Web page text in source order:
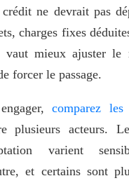
ne devrait pas
charges fixes
mieux ajuster le
forcer le passage.
comparez
plusieurs acteurs.
varient
et certains sont